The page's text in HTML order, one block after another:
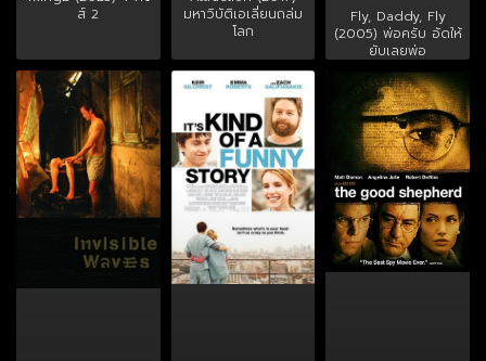
ส์ 2
มหาวิบัติเอเลี่ยนถล่ม
โลก
Fly, Daddy, Fly
(2005) พ่อครับ อัดให้
ยับเลยพ่อ